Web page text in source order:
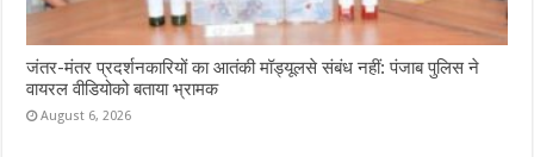
जंतर-मंतर प्रदर्शनकारियों का आतंकी मॉड्यूलसे संबंध नहीं: पंजाब पुलिस ने
वायरल वीडियोको बताया भ्रामक
August 6, 2026